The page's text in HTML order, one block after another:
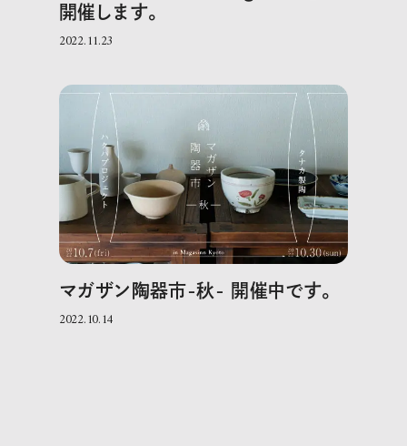
開催します。
2022.11.23
マガザン陶器市-秋- 開催中です。
2022.10.14